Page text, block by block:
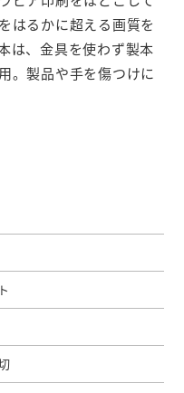
本舗
ズ本舗
はるかに超える画質を
は、金具を使わず製本
。製品や手を傷つけに